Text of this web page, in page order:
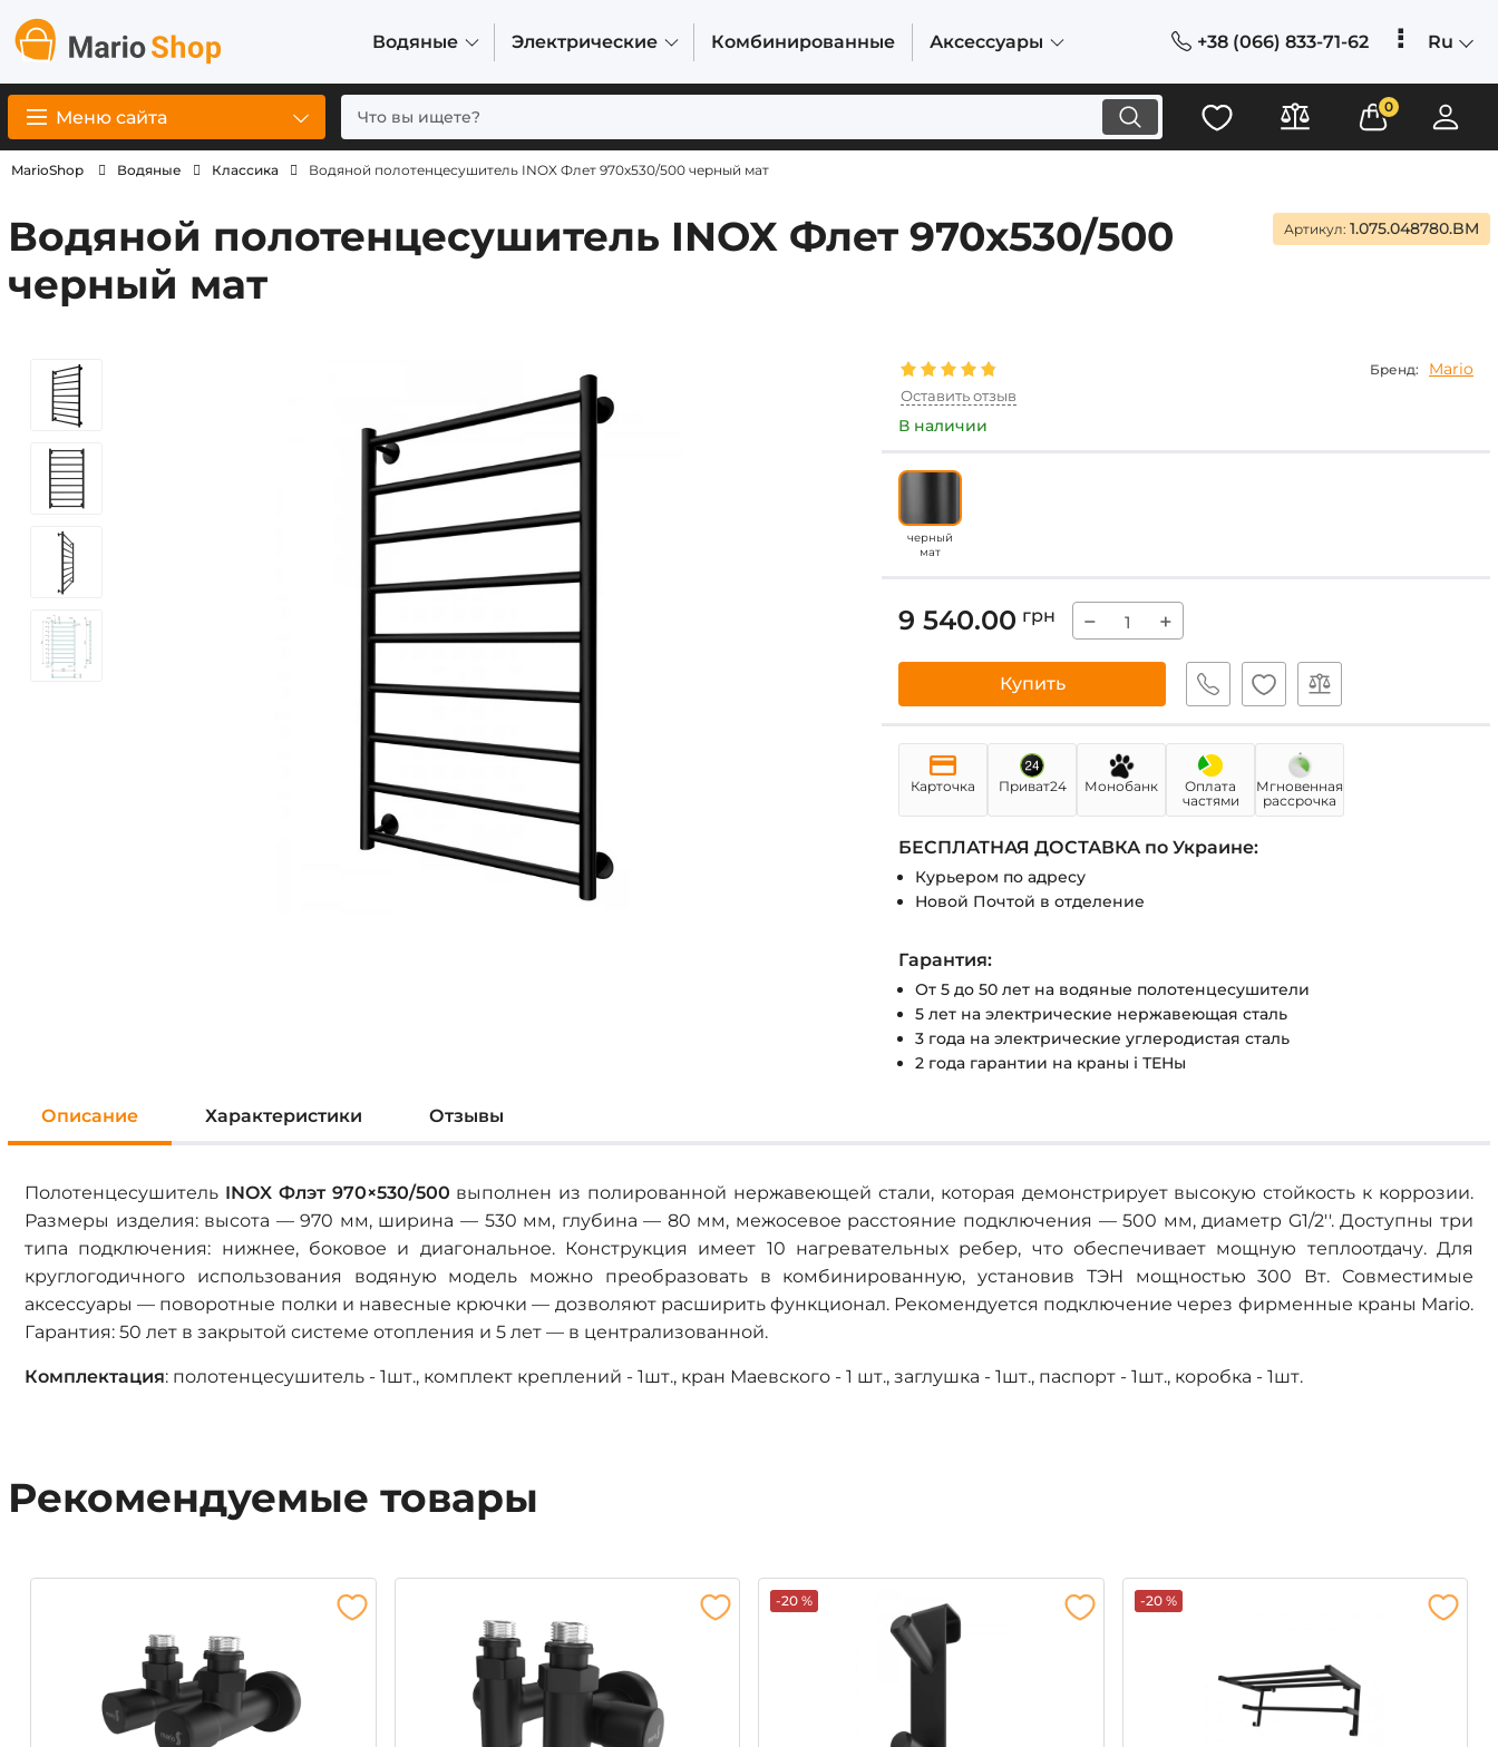
Водяные Электрические Комбинированные Аксессуары +38 (066) 833-71-62 Ru
Меню сайта 0
MarioShop Водяные Классика Водяной полотенцесушитель INOX Флет 970х530/500 черный мат
Водяной полотенцесушитель INOX Флет 970х530/500
черный мат
Артикул: 1.075.048780.BM
Бренд: Mario
Оставить отзыв
В наличии
черный
мат
9 540.00 грн − +
Купить
Карточка Приват24 Монобанк
Оплата
частями
Мгновенная
рассрочка
БЕСПЛАТНАЯ ДОСТАВКА по Украине:
Курьером по адресу
Новой Почтой в отделение
Гарантия:
От 5 до 50 лет на водяные полотенцесушители
5 лет на электрические нержавеющая сталь
3 года на электрические углеродистая сталь
2 года гарантии на краны і ТЕНы
Описание Характеристики Отзывы
Полотенцесушитель INOX Флэт 970×530/500 выполнен из полированной нержавеющей стали, которая демонстрирует высокую стойкость к коррозии.
Размеры изделия: высота — 970 мм, ширина — 530 мм, глубина — 80 мм, межосевое расстояние подключения — 500 мм, диаметр G1/2''. Доступны три
типа подключения: нижнее, боковое и диагональное. Конструкция имеет 10 нагревательных ребер, что обеспечивает мощную теплоотдачу. Для
круглогодичного использования водяную модель можно преобразовать в комбинированную, установив ТЭН мощностью 300 Вт. Совместимые
аксессуары — поворотные полки и навесные крючки — дозволяют расширить функционал. Рекомендуется подключение через фирменные краны Mario.
Гарантия: 50 лет в закрытой системе отопления и 5 лет — в централизованной.
Комплектация: полотенцесушитель - 1шт., комплект креплений - 1шт., кран Маевского - 1 шт., заглушка - 1шт., паспорт - 1шт., коробка - 1шт.
Рекомендуемые товары
-20 % -20 %